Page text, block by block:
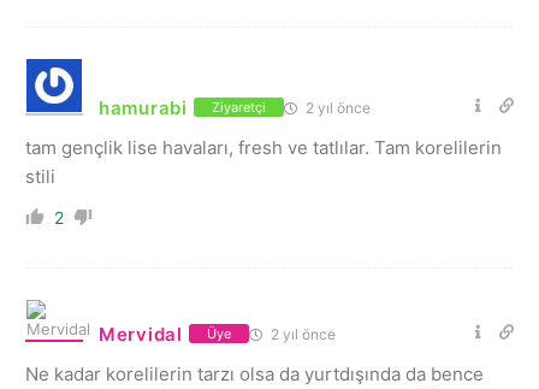
hamurabi Ziyaretçi 2 yıl önce
tam gençlik lise havaları, fresh ve tatlılar. Tam korelilerin
stili
2
Mervidal Üye 2 yıl önce
Ne kadar korelilerin tarzı olsa da yurtdışında da bence